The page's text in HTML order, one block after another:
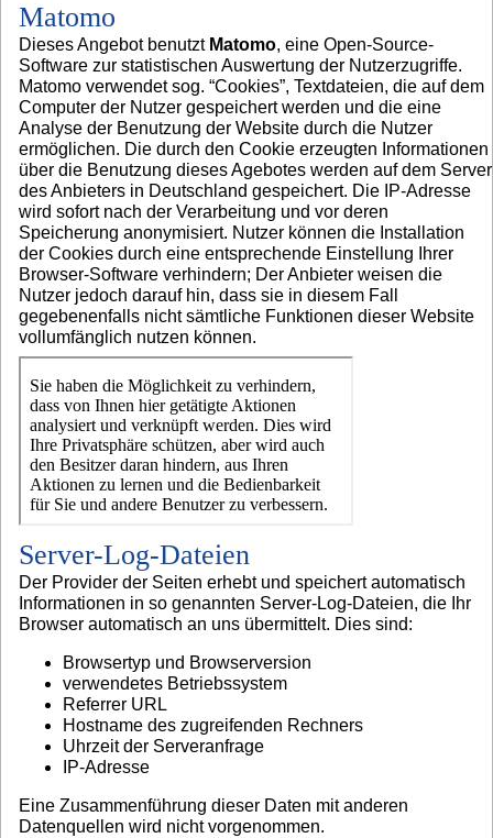
Matomo
Dieses Angebot benutzt Matomo, eine Open-Source-
Software zur statistischen Auswertung der Nutzerzugriffe.
Matomo verwendet sog. “Cookies”, Textdateien, die auf dem
Computer der Nutzer gespeichert werden und die eine
Analyse der Benutzung der Website durch die Nutzer
ermöglichen. Die durch den Cookie erzeugten Informationen
über die Benutzung dieses Agebotes werden auf dem Server
des Anbieters in Deutschland gespeichert. Die IP-Adresse
wird sofort nach der Verarbeitung und vor deren
Speicherung anonymisiert. Nutzer können die Installation
der Cookies durch eine entsprechende Einstellung Ihrer
Browser-Software verhindern; Der Anbieter weisen die
Nutzer jedoch darauf hin, dass sie in diesem Fall
gegebenenfalls nicht sämtliche Funktionen dieser Website
vollumfänglich nutzen können.
Server-Log-Dateien
Der Provider der Seiten erhebt und speichert automatisch
Informationen in so genannten Server-Log-Dateien, die Ihr
Browser automatisch an uns übermittelt. Dies sind:
Browsertyp und Browserversion
verwendetes Betriebssystem
Referrer URL
Hostname des zugreifenden Rechners
Uhrzeit der Serveranfrage
IP-Adresse
Eine Zusammenführung dieser Daten mit anderen
Datenquellen wird nicht vorgenommen.